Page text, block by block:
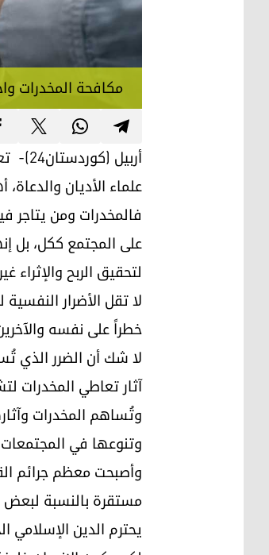
مكافحة المخدرات
علماء الأديان
فالمخدرات ومن يتاجر
على المجتمع ككل، بل
لتحقيق الربح
لا تقل الأضرار
خطراً على نفسه
لا شك أن الضرر الذي
آثار تعاطي المخدرات
وتُساهم المخدرات
وتنوعها في
وأصبحت معظم جرائم
مستقرة بالنسبة لبعض
يحترم الدين الإسلامي